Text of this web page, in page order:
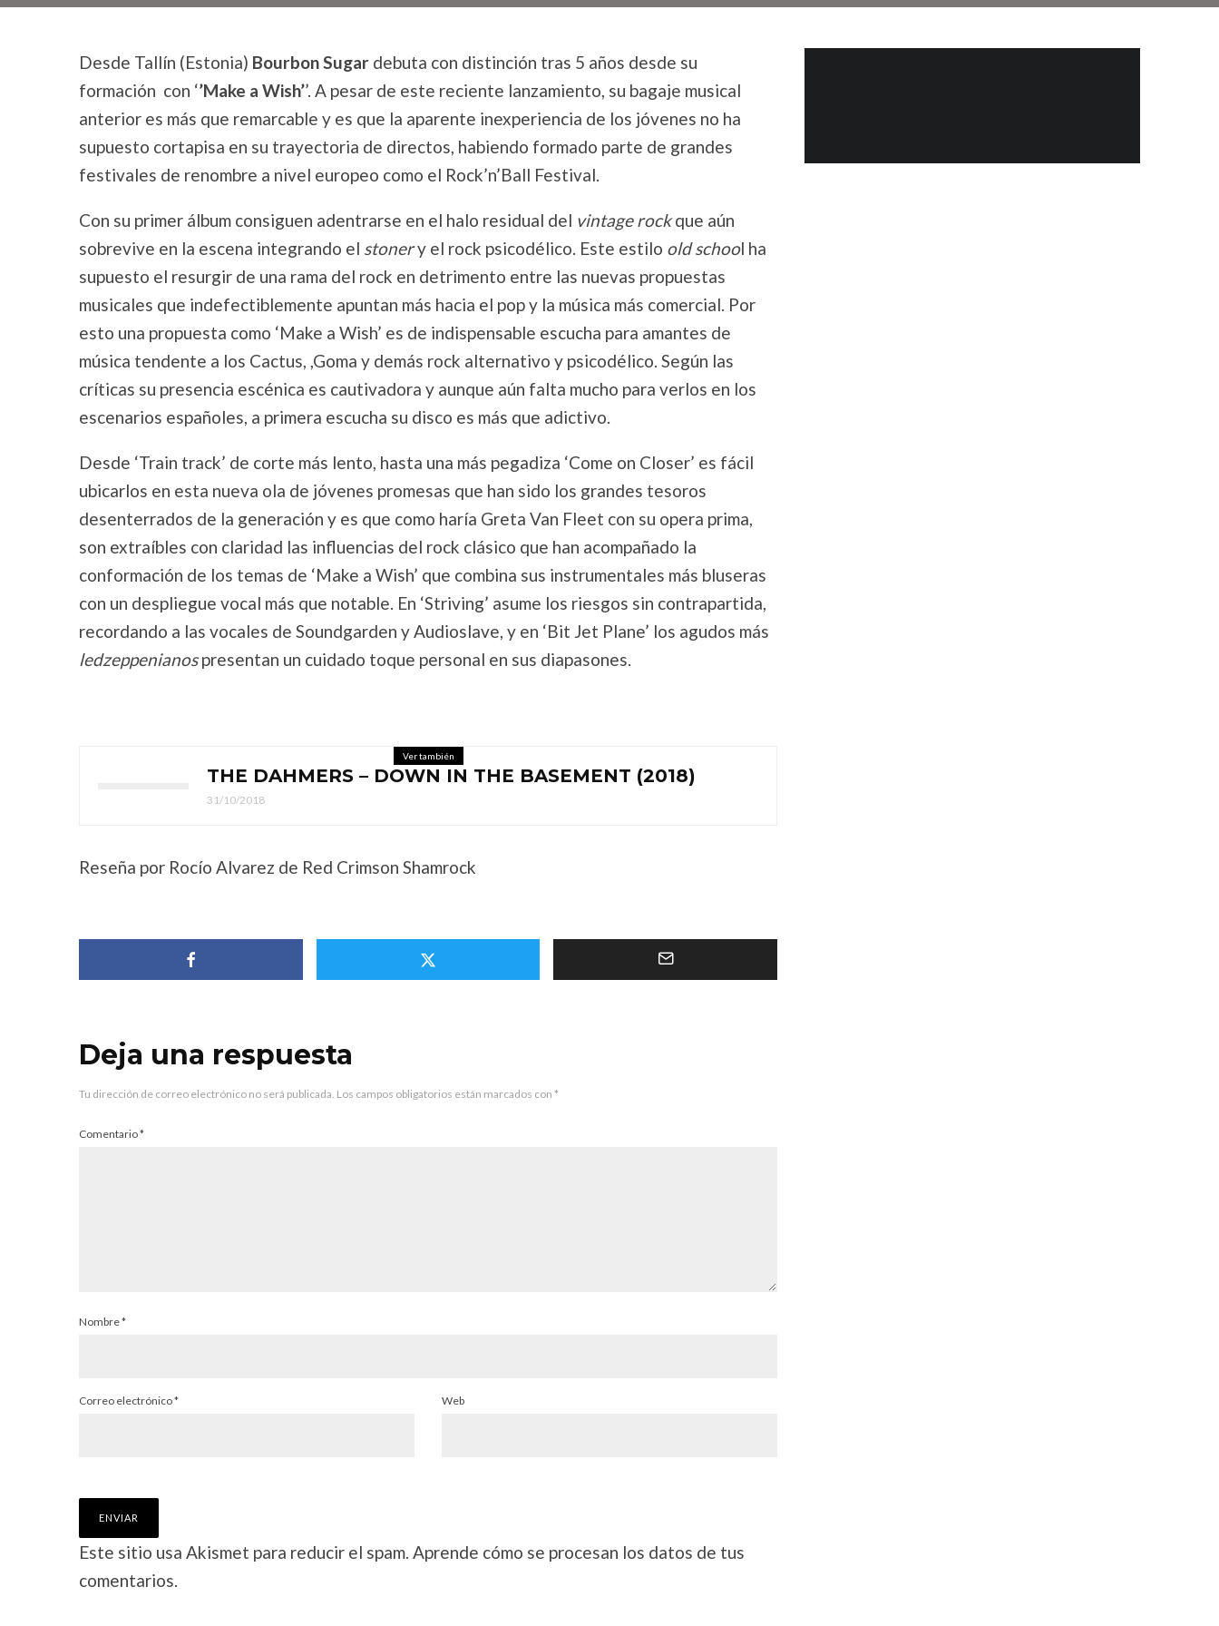
Desde Tallín (Estonia) Bourbon Sugar debuta con distinción tras 5 años desde su
formación con ‘’Make a Wish’’. A pesar de este reciente lanzamiento, su bagaje musical
anterior es más que remarcable y es que la aparente inexperiencia de los jóvenes no ha
supuesto cortapisa en su trayectoria de directos, habiendo formado parte de grandes
festivales de renombre a nivel europeo como el Rock’n’Ball Festival.
Con su primer álbum consiguen adentrarse en el halo residual del vintage rockque aún
sobrevive en la escena integrando el stonery el rock psicodélico. Este estilo old school ha
supuesto el resurgir de una rama del rock en detrimento entre las nuevas propuestas
musicales que indefectiblemente apuntan más hacia el pop y la música más comercial. Por
esto una propuesta como ‘Make a Wish’ es de indispensable escucha para amantes de
música tendente a los Cactus, ,Goma y demás rock alternativo y psicodélico. Según las
críticas su presencia escénica es cautivadora y aunque aún falta mucho para verlos en los
escenarios españoles, a primera escucha su disco es más que adictivo.
Desde ‘Train track’ de corte más lento, hasta una más pegadiza ‘Come on Closer’ es fácil
ubicarlos en esta nueva ola de jóvenes promesas que han sido los grandes tesoros
desenterrados de la generación y es que como haría Greta Van Fleet con su opera prima,
son extraíbles con claridad las influencias del rock clásico que han acompañado la
conformación de los temas de ‘Make a Wish’ que combina sus instrumentales más bluseras
con un despliegue vocal más que notable. En ‘Striving’ asume los riesgos sin contrapartida,
recordando a las vocales de Soundgarden y Audioslave, y en ‘Bit Jet Plane’ los agudos más
ledzeppenianospresentan un cuidado toque personal en sus diapasones.
Ver también
THE DAHMERS – DOWN IN THE BASEMENT (2018)
31/10/2018
Reseña por Rocío Alvarez de Red Crimson Shamrock
Deja una respuesta
Tu dirección de correo electrónico no será publicada. Los campos obligatorios están marcados con *
Comentario*
Nombre*
Correo electrónico* Web
Este sitio usa Akismet para reducir el spam. Aprende cómo se procesan los datos de tus
comentarios.